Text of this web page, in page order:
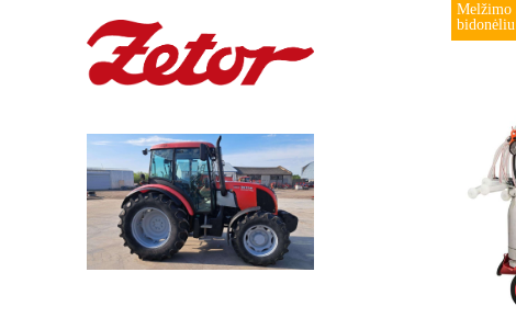
Melžimo